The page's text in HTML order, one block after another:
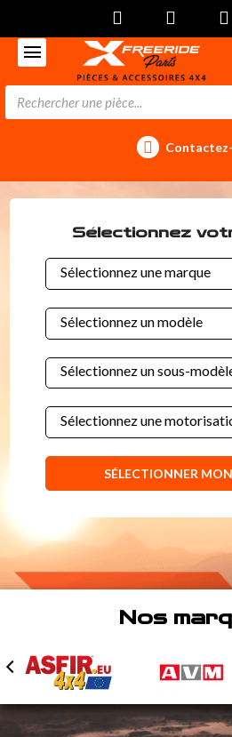
Sélectionnez
Sélectionnez une marque
Sélectionnez un modèle
Sélectionnez un sous-
Sélectionnez une
SÉLECTIONNER
Nos